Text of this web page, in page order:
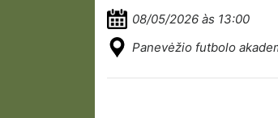
08/05/2026 às 13:00
Panevėžio futbolo